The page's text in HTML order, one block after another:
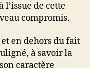
l’issue de cette
compromis.
en dehors du fait
à savoir la
caractère